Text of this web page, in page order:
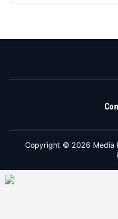
Copyright © 2026 Media